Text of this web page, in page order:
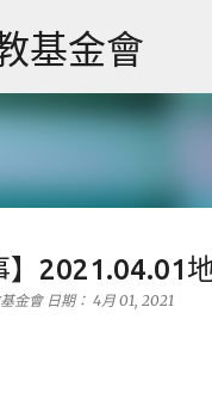
基金會
】2021.04.01
金會 日期： 4月 01, 2021